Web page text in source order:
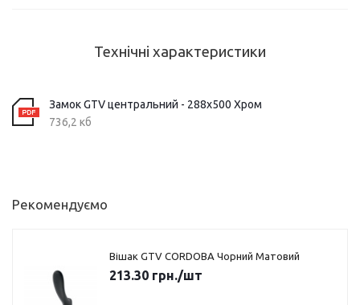
Технічні характеристики
Замок GTV центральний - 288х500 Хром
736,2 кб
Рекомендуємо
Вішак GTV CORDOBA Чорний Матовий
213.30 грн./шт